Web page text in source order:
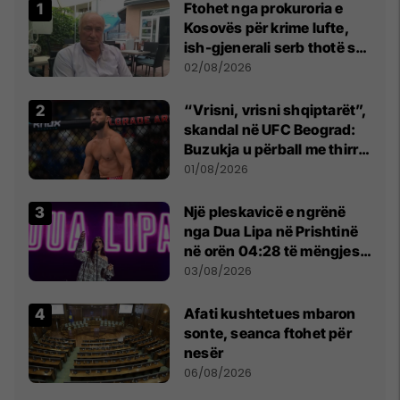
Ftohet nga prokuroria e
Kosovës për krime lufte,
ish-gjenerali serb thotë se
dikush e tradhtoi në
02/08/2026
“Vrisni, vrisni shqiptarët”,
skandal në UFC Beograd:
Buzukja u përball me thirrje
anti-shqiptare nga
01/08/2026
Një pleskavicë e ngrënë
nga Dua Lipa në Prishtinë
në orën 04:28 të mëngjesit
- dhe bota digjitale serbe
03/08/2026
Afati kushtetues mbaron
sonte, seanca ftohet për
nesër
06/08/2026